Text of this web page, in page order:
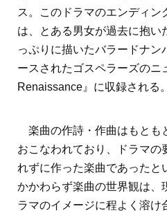
ス。このドラマのエンディン
は、とある男女が過去に抱い
っぷりに描いたバラードナン
ースされたゴスペラーズのニ
Renaissance』に収録される。
楽曲の作詩・作曲はもとも
おこなわれており、ドラマの
れずに作った楽曲であったと
かかわらず楽曲の世界観は、
ラマのイメージに程よく溶け